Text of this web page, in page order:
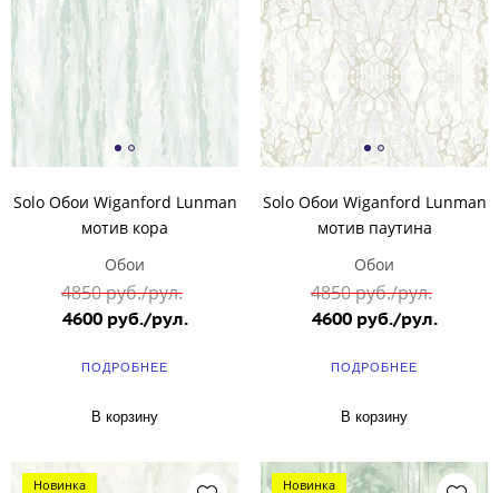
Solo Обои Wiganford Lunman
мотив кора
Обои
4850 руб./рул.
4600 руб./рул.
ПОДРОБНЕЕ
В корзину
Solo Обои Wiganford Lunman
мотив паутина
Обои
4850 руб./рул.
4600 руб./рул.
ПОДРОБНЕЕ
В корзину
Новинка Новинка